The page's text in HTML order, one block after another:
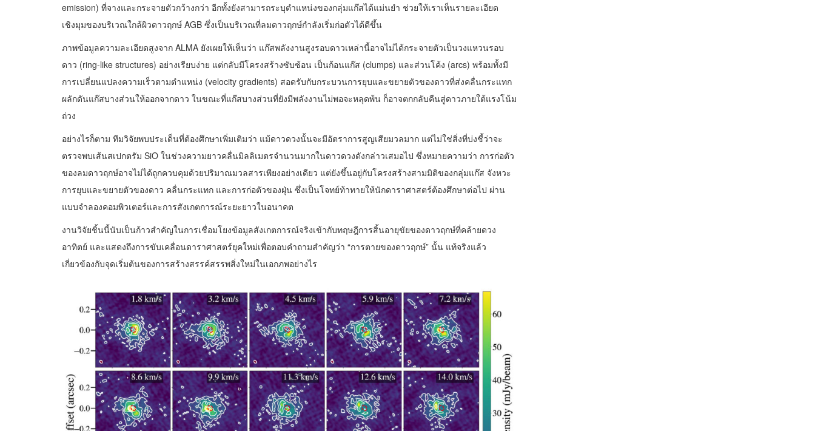
emission) ที่จางและกระจายตัวกว้างกว่า อีกทั้งยังสามารถระบุตำแหน่งของกลุ่มแก๊สได้แม่นยำ ช่วยให้เราเห็นรายละเอียด
เชิงมุมของบริเวณใกล้ผิวดาวฤกษ์ AGB ซึ่งเป็นบริเวณที่ลมดาวฤกษ์กำลังเริ่มก่อตัวได้ดีขึ้น
ภาพข้อมูลความละเอียดสูงจาก ALMA ยังเผยให้เห็นว่า แก๊สพลังงานสูงรอบดาวเหล่านี้อาจไม่ได้กระจายตัวเป็นวงแหวนรอบ
ดาว (ring-like structures) อย่างเรียบง่าย แต่กลับมีโครงสร้างซับซ้อน เป็นก้อนแก๊ส (clumps) และส่วนโค้ง (arcs) พร้อมทั้งมี
การเปลี่ยนแปลงความเร็วตามตำแหน่ง (velocity gradients) สอดรับกับกระบวนการยุบและขยายตัวของดาวที่ส่งคลื่นกระแทก
ผลักดันแก๊สบางส่วนให้ออกจากดาว ในขณะที่แก๊สบางส่วนที่ยังมีพลังงานไม่พอจะหลุดพ้น ก็อาจตกกลับคืนสู่ดาวภายใต้แรงโน้ม
ถ่วง
อย่างไรก็ตาม ทีมวิจัยพบประเด็นที่ต้องศึกษาเพิ่มเติมว่า แม้ดาวดวงนั้นจะมีอัตราการสูญเสียมวลมาก แต่ไม่ใช่สิ่งที่บ่งชี้ว่าจะ
ตรวจพบเส้นสเปกตรัม SiO ในช่วงความยาวคลื่นมิลลิเมตรจำนวนมากในดาวดวงดังกล่าวเสมอไป ซึ่งหมายความว่า การก่อตัว
ของลมดาวฤกษ์อาจไม่ได้ถูกควบคุมด้วยปริมาณมวลสารเพียงอย่างเดียว แต่ยังขึ้นอยู่กับโครงสร้างสามมิติของกลุ่มแก๊ส จังหวะ
การยุบและขยายตัวของดาว คลื่นกระแทก และการก่อตัวของฝุ่น ซึ่งเป็นโจทย์ท้าทายให้นักดาราศาสตร์ต้องศึกษาต่อไป ผ่าน
แบบจำลองคอมพิวเตอร์และการสังเกตการณ์ระยะยาวในอนาคต
งานวิจัยชิ้นนี้นับเป็นก้าวสำคัญในการเชื่อมโยงข้อมูลสังเกตการณ์จริงเข้ากับทฤษฎีการสิ้นอายุขัยของดาวฤกษ์ที่คล้ายดวง
อาทิตย์ และแสดงถึงการขับเคลื่อนดาราศาสตร์ยุคใหม่เพื่อตอบคำถามสำคัญว่า “การตายของดาวฤกษ์” นั้น แท้จริงแล้ว
เกี่ยวข้องกับจุดเริ่มต้นของการสร้างสรรค์สรรพสิ่งใหม่ในเอกภพอย่างไร